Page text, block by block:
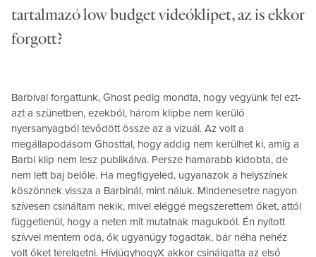
tartalmazó low budget videóklipet, az is ekkor
forgott?
Barbival forgattunk, Ghost pedig mondta, hogy vegyünk fel ezt-
azt a szünetben, ezekből, három klipbe nem kerülő
nyersanyagból tevődött össze az a vizuál. Az volt a
megállapodásom Ghosttal, hogy addig nem kerülhet ki, amíg a
Barbi klip nem lesz publikálva. Persze hamarabb kidobta, de
nem lett baj belőle. Ha megfigyeled, ugyanazok a helyszínek
köszönnek vissza a Barbinál, mint náluk. Mindenesetre nagyon
szívesen csináltam nekik, mivel eléggé megszerettem őket, attól
függetlenül, hogy a neten mit mutatnak magukból. Én nyitott
szívvel mentem oda, ők ugyanúgy fogadtak, bár néha nehéz
volt őket terelgetni. HívjúgyhogyX akkor csinálgatta az első